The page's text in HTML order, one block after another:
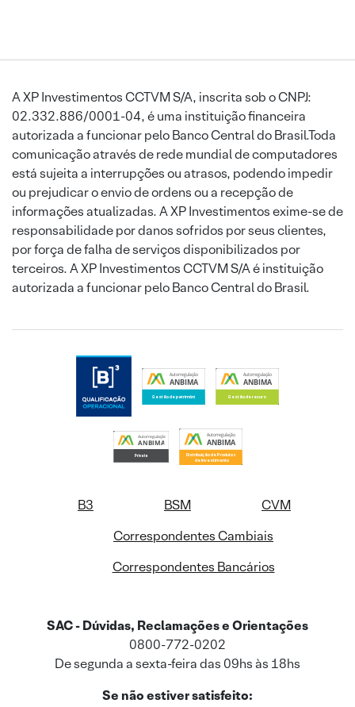
A XP Investimentos CCTVM S/A, inscrita sob o CNPJ:
02.332.886/0001-04, é uma instituição financeira
autorizada a funcionar pelo Banco Central do Brasil.Toda
comunicação através de rede mundial de computadores
está sujeita a interrupções ou atrasos, podendo impedir
ou prejudicar o envio de ordens ou a recepção de
informações atualizadas. A XP Investimentos exime-se de
responsabilidade por danos sofridos por seus clientes,
por força de falha de serviços disponibilizados por
terceiros. A XP Investimentos CCTVM S/A é instituição
autorizada a funcionar pelo Banco Central do Brasil.
B3 BSM
CVM
Correspondentes Cambiais
Correspondentes Bancários
SAC - Dúvidas, Reclamações e Orientações
0800-772-0202
De segunda a sexta-feira das 09hs às 18hs
Se não estiver satisfeito: